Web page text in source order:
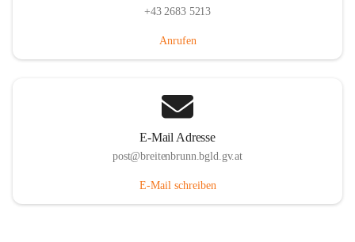
+43 2683 5213
Anrufen
E-Mail Adresse
post@breitenbrunn.bgld.gv.at
E-Mail schreiben